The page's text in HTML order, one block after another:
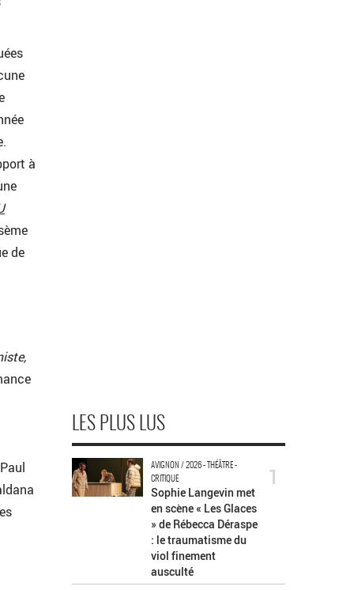
à
de
LES PLUS LUS
AVIGNON / 2026 - THÉÂTRE -
CRITIQUE
Sophie Langevin met
en scène « Les Glaces
» de Rébecca Déraspe
: le traumatisme du
viol finement
ausculté
1